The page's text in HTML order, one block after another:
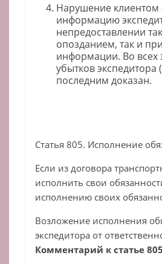
Нарушение клиентом
информацию
непредоставлении
опозданием, так и
информации. Во всех
убытков
последним доказан.
Статья 805. Исполнение
Если из договора
исполнить свои
исполнению своих
Возложение исполнения
экспедитора от
Комментарий к статье